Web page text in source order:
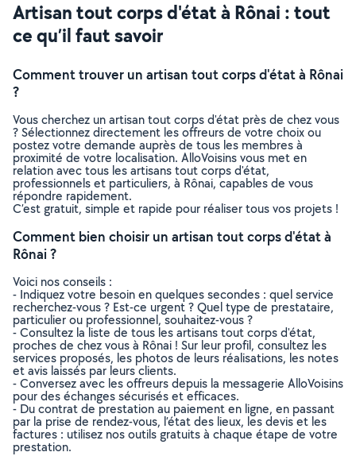
Artisan tout corps d'état à Rônai : tout
ce qu’il faut savoir
Comment trouver un artisan tout corps d'état à Rônai
?
Vous cherchez un artisan tout corps d'état près de chez vous
? Sélectionnez directement les offreurs de votre choix ou
postez votre demande auprès de tous les membres à
proximité de votre localisation. AlloVoisins vous met en
relation avec tous les artisans tout corps d'état,
professionnels et particuliers, à Rônai, capables de vous
répondre rapidement.
C’est gratuit, simple et rapide pour réaliser tous vos projets !
Comment bien choisir un artisan tout corps d'état à
Rônai ?
Voici nos conseils :
- Indiquez votre besoin en quelques secondes : quel service
recherchez-vous ? Est-ce urgent ? Quel type de prestataire,
particulier ou professionnel, souhaitez-vous ?
- Consultez la liste de tous les artisans tout corps d'état,
proches de chez vous à Rônai ! Sur leur profil, consultez les
services proposés, les photos de leurs réalisations, les notes
et avis laissés par leurs clients.
- Conversez avec les offreurs depuis la messagerie AlloVoisins
pour des échanges sécurisés et efficaces.
- Du contrat de prestation au paiement en ligne, en passant
par la prise de rendez-vous, l’état des lieux, les devis et les
factures : utilisez nos outils gratuits à chaque étape de votre
prestation.